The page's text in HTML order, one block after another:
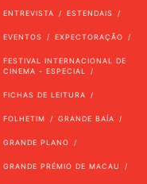
ENTREVISTA ESTENDAIS
EVENTOS EXPECTORAÇÃO
FESTIVAL INTERNACIONAL DE
CINEMA - ESPECIAL
FICHAS DE LEITURA
FOLHETIM GRANDE BAÍA
GRANDE PLANO
GRANDE PRÉMIO DE MACAU